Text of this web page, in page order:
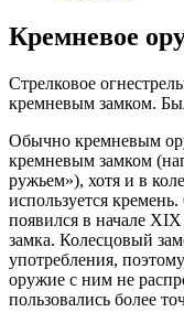
Кремневое
Стрелковое
кремневым замком.
Обычно кремневым
кремневым замком
ружьем»), хотя и в
используется
появился в начале
замка. Колесцовый
употребления,
оружие с ним не
пользовались более